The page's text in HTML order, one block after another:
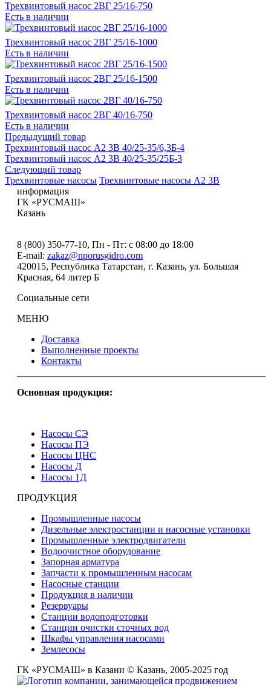
Трехвинтовый насос 2ВГ 25/16-750
Есть в наличии
Трехвинтовый насос 2ВГ 25/16-1000
Есть в наличии
Трехвинтовый насос 2ВГ 25/16-1500
Есть в наличии
Трехвинтовый насос 2ВГ 40/16-750
Есть в наличии
Предыдущий товар
Трехвинтовый насос А2 3В 40/25-35/6,3Б-4
Трехвинтовый насос А2 3В 40/25-35/25Б-3
Следующий товар
Трехвинтовые насосы Трехвинтовые насосы А2 3В
информация
ГК «РУСМАШ»
Казань
8 (800) 350-77-10, Пн - Пт: с 08:00 до 18:00
E-mail: zakaz@nporusgidro.com
420015, Республика Татарстан, г. Казань, ул. Большая
Красная, 64 литер Б
Социальные сети
МЕНЮ
Доставка
Выполненные проекты
Контакты
Основная продукция:
Насосы СЭ
Насосы ПЭ
Насосы ЦНС
Насосы Д
Насосы 1Д
ПРОДУКЦИЯ
Промышленные насосы
Дизельные электростанции и насосные установки
Промышленные электродвигатели
Водоочистное оборудование
Запорная арматура
Запчасти к промышленным насосам
Насосные станции
Продукция в наличии
Резервуары
Станции водоподготовки
Станции очистки сточных вод
Шкафы управления насосами
Землесосы
ГК «РУСМАШ» в Казани © Казань, 2005-2025 год